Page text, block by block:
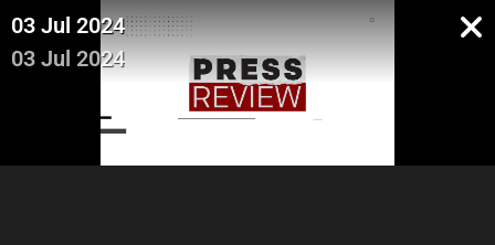
03 Jul 2024
03 Jul 2024